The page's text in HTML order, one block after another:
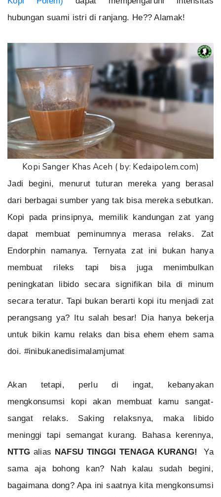
hubungan suami istri di ranjang. He?? Alamak!
Kopi Sanger Khas Aceh ( by: Kedaipolem.com)
Jadi begini, menurut tuturan mereka yang berasal
dari berbagai sumber yang tak bisa mereka sebutkan.
Kopi pada prinsipnya, memilik kandungan zat yang
dapat membuat peminumnya merasa relaks. Zat
Endorphin namanya. Ternyata zat ini bukan hanya
membuat rileks tapi bisa juga menimbulkan
peningkatan libido secara signifikan bila di minum
secara teratur. Tapi bukan berarti kopi itu menjadi zat
perangsang ya? Itu salah besar! Dia hanya bekerja
untuk bikin kamu relaks dan bisa ehem ehem sama
doi. #inibukanedisimalamjumat
Akan tetapi, perlu di ingat, kebanyakan
mengkonsumsi kopi akan membuat kamu sangat-
sangat relaks. Saking relaksnya, maka libido
meninggi tapi semangat kurang. Bahasa kerennya,
NTTG alias NAFSU TINGGI TENAGA KURANG!
Ya
sama aja bohong kan? Nah kalau sudah begini,
bagaimana dong? Apa ini saatnya kita mengkonsumsi